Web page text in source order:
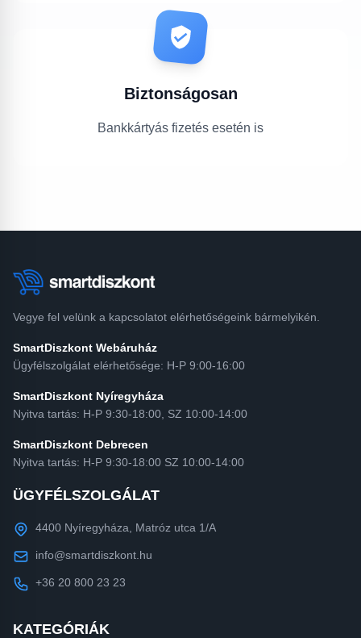
Biztonságosan
Bankkártyás fizetés esetén is
Vegye fel velünk a kapcsolatot elérhetőségeink bármelyikén.
SmartDiszkont Webáruház
Ügyfélszolgálat elérhetősége: H-P 9:00-16:00
SmartDiszkont Nyíregyháza
Nyitva tartás: H-P 9:30-18:00, SZ 10:00-14:00
SmartDiszkont Debrecen
Nyitva tartás: H-P 9:30-18:00 SZ 10:00-14:00
ÜGYFÉLSZOLGÁLAT
4400 Nyíregyháza, Matróz utca 1/A
info@smartdiszkont.hu
+36 20 800 23 23
KATEGÓRIÁK